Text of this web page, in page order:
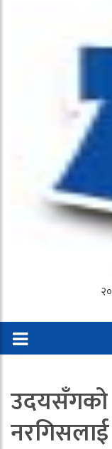
उदयसँगको